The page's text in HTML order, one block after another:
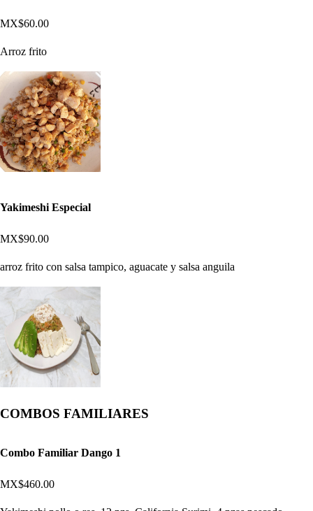
MX$60.00
Arroz frito
Yakimeshi Especial
MX$90.00
arroz frito con salsa tampico, aguacate y salsa anguila
COMBOS FAMILIARES
Combo Familiar Dango 1
MX$460.00